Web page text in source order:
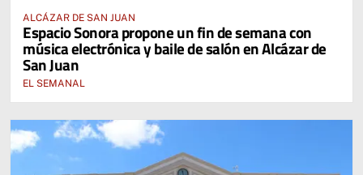
ALCÁZAR DE SAN JUAN
Espacio Sonora propone un fin de semana con
música electrónica y baile de salón en Alcázar de
San Juan
EL SEMANAL